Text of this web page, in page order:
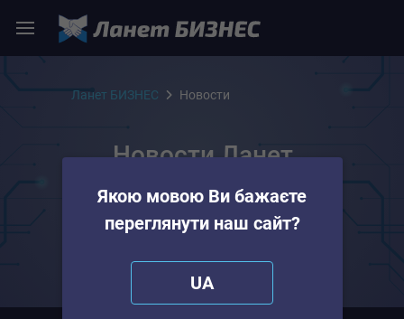
Якою мовою Ви бажаєте
переглянути наш сайт?
UA
Ланет БИЗНЕС Новости
Новости Ланет
БИЗНЕС